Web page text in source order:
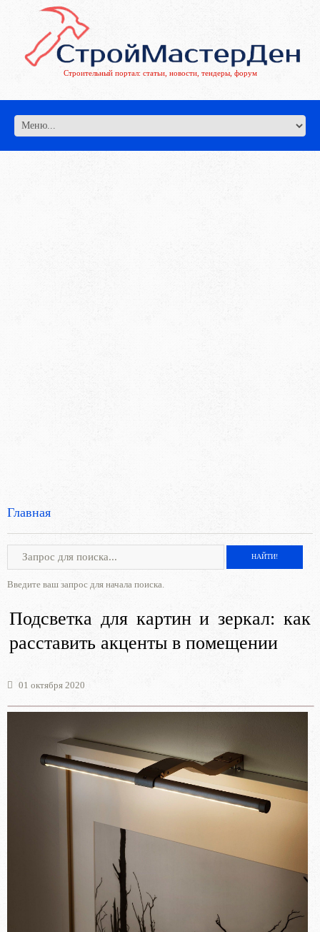
Строительный портал: статьи, новости, тендеры, форум
Главная
Введите ваш запрос для начала поиска.
Подсветка для картин и зеркал: как
расставить акценты в помещении
01 октября 2020